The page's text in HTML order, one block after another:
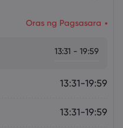
Oras ng Pagsasara
13:31 - 19:59
13:31-19:59
13:31-19:59